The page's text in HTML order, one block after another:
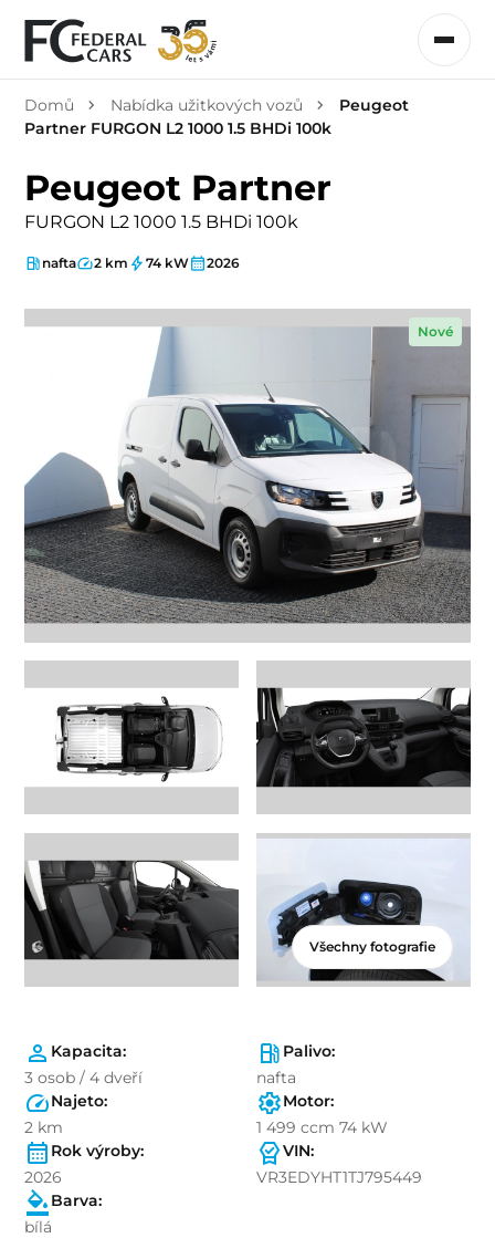
Domů Nabídka užitkových vozů
Peugeot
Partner FURGON L2 1000 1.5 BHDi 100k
Peugeot Partner
FURGON L2 1000 1.5 BHDi 100k
nafta 2 km 74 kW 2026
Nové
Všechny fotografie
Kapacita:
3 osob / 4 dveří
Palivo:
nafta
Najeto:
2 km
Motor:
1 499 ccm 74 kW
Rok výroby:
2026
VIN:
VR3EDYHT1TJ795449
Barva:
bílá